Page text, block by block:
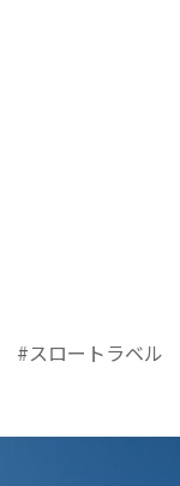
スロートラベル